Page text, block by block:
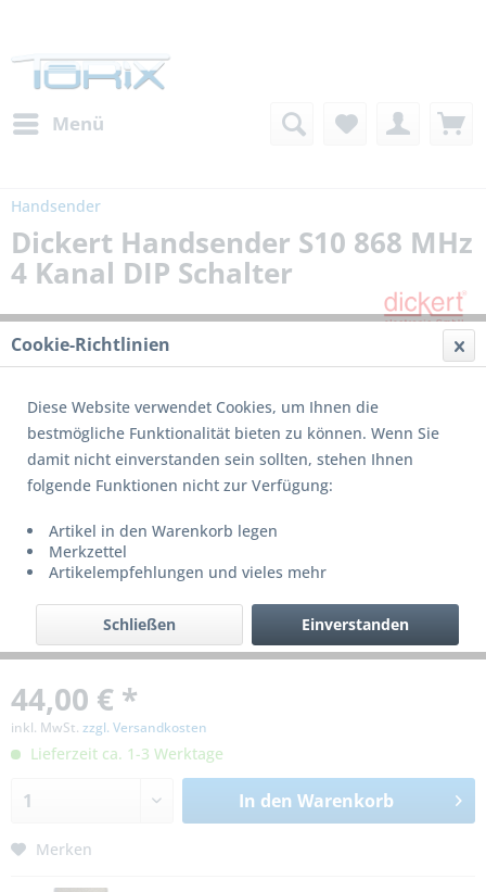
Menü
Handsender
Dickert Handsender S10 868 MHz
4 Kanal DIP Schalter
44,00 € *
inkl. MwSt. zzgl. Versandkosten
Lieferzeit ca. 1-3 Werktage
In den Warenkorb
Merken
Cookie-Richtlinien
Diese Website verwendet Cookies, um Ihnen die
bestmögliche Funktionalität bieten zu können. Wenn Sie
damit nicht einverstanden sein sollten, stehen Ihnen
folgende Funktionen nicht zur Verfügung:
Artikel in den Warenkorb legen
Merkzettel
Artikelempfehlungen und vieles mehr
Einverstanden
Schließen